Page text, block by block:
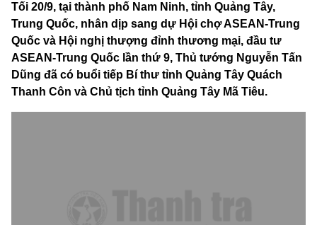
Tối 20/9, tại thành phố Nam Ninh, tỉnh Quảng Tây,
Trung Quốc, nhân dịp sang dự Hội chợ ASEAN-Trung
Quốc và Hội nghị thượng đỉnh thương mại, đầu tư
ASEAN-Trung Quốc lần thứ 9, Thủ tướng Nguyễn Tấn
Dũng đã có buổi tiếp Bí thư tỉnh Quảng Tây Quách
Thanh Côn và Chủ tịch tỉnh Quảng Tây Mã Tiêu.